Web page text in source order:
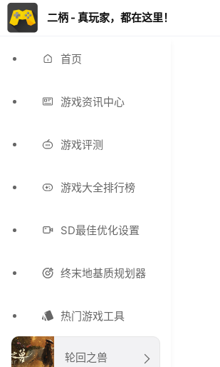
二柄 - 真玩家，都在这里！
首页
游戏资讯中心
游戏评测
游戏大全排行榜
SD最佳优化设置
终末地基质规划器
热门游戏工具
轮回之兽